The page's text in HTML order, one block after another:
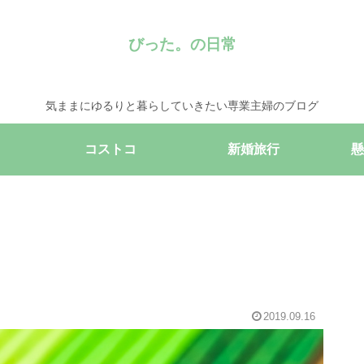
びった。の日常
気ままにゆるりと暮らしていきたい専業主婦のブログ
コストコ 新婚旅行
2019.09.16